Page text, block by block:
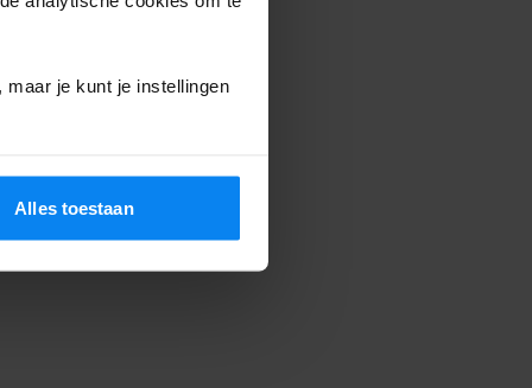
je kunt je instellingen
Alles toestaan